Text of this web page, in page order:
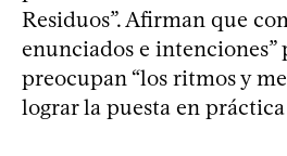
Residuos”. Afirman que
enunciados e intenciones”
preocupan “los ritmos y
lograr la puesta en